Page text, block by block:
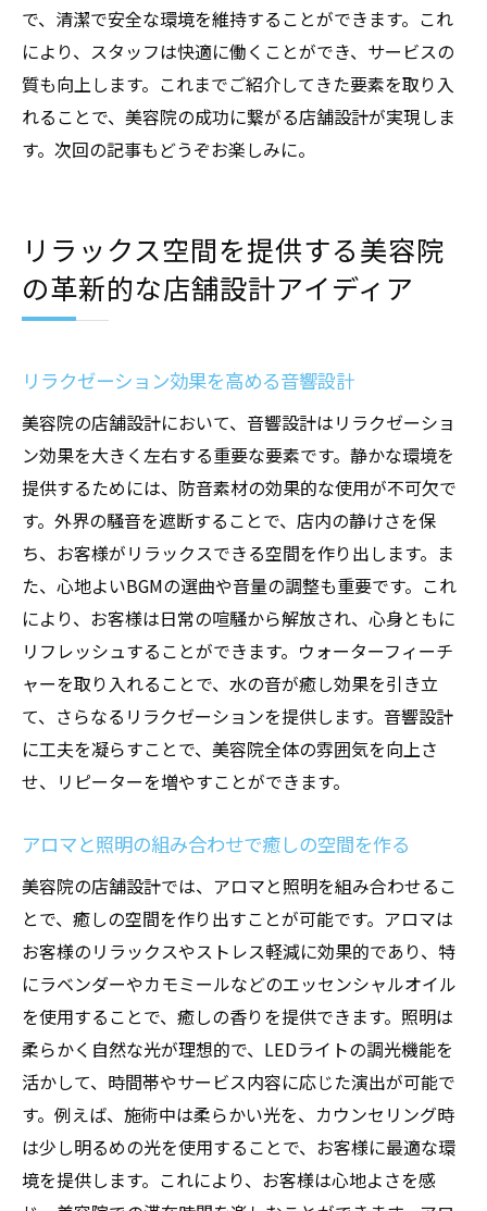
で、清潔で安全な環境を維持することができます。これ
により、スタッフは快適に働くことができ、サービスの
質も向上します。これまでご紹介してきた要素を取り入
れることで、美容院の成功に繋がる店舗設計が実現しま
す。次回の記事もどうぞお楽しみに。
リラックス空間を提供する美容院
の革新的な店舗設計アイディア
リラクゼーション効果を高める音響設計
美容院の店舗設計において、音響設計はリラクゼーショ
ン効果を大きく左右する重要な要素です。静かな環境を
提供するためには、防音素材の効果的な使用が不可欠で
す。外界の騒音を遮断することで、店内の静けさを保
ち、お客様がリラックスできる空間を作り出します。ま
た、心地よいBGMの選曲や音量の調整も重要です。これ
により、お客様は日常の喧騒から解放され、心身ともに
リフレッシュすることができます。ウォーターフィーチ
ャーを取り入れることで、水の音が癒し効果を引き立
て、さらなるリラクゼーションを提供します。音響設計
に工夫を凝らすことで、美容院全体の雰囲気を向上さ
せ、リピーターを増やすことができます。
アロマと照明の組み合わせで癒しの空間を作る
美容院の店舗設計では、アロマと照明を組み合わせるこ
とで、癒しの空間を作り出すことが可能です。アロマは
お客様のリラックスやストレス軽減に効果的であり、特
にラベンダーやカモミールなどのエッセンシャルオイル
を使用することで、癒しの香りを提供できます。照明は
柔らかく自然な光が理想的で、LEDライトの調光機能を
活かして、時間帯やサービス内容に応じた演出が可能で
す。例えば、施術中は柔らかい光を、カウンセリング時
は少し明るめの光を使用することで、お客様に最適な環
境を提供します。これにより、お客様は心地よさを感